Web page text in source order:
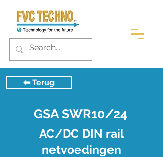
⬅︎ Terug
GSA SWR10/24
AC/DC DIN rail
netvoedingen